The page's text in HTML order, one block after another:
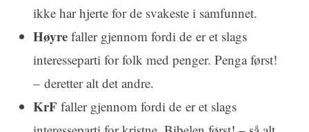
ikke har hjerte for de svakeste i samfunnet.
Høyrefaller gjennom fordi de er et slags
interesseparti for folk med penger. Penga først!
– deretter alt det andre.
KrF faller gjennom fordi de er et slags